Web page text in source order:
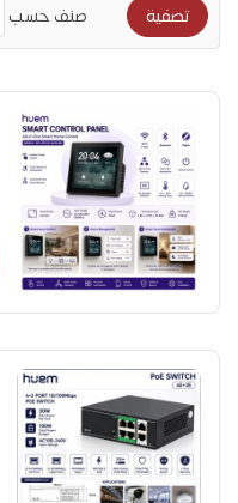
تصفية صنف حسب